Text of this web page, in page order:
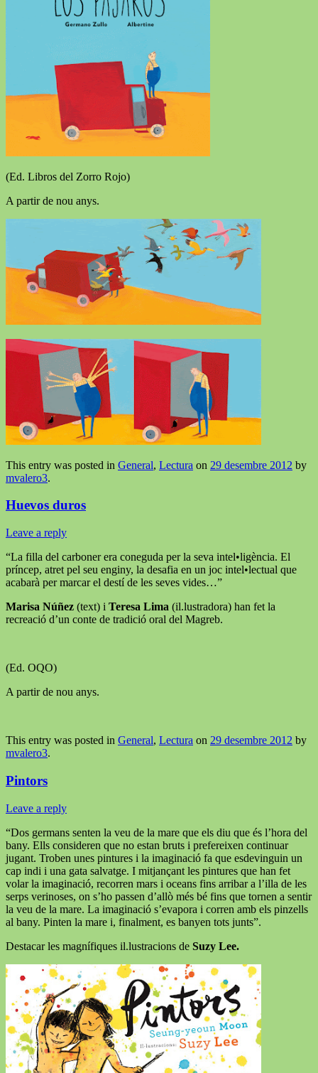
(Ed. Libros del Zorro Rojo)
A partir de nou anys.
This entry was posted in General, Lectura on 29 desembre 2012 by
mvalero3.
Huevos duros
Leave a reply
“La filla del carboner era coneguda per la seva intel•ligència. El
príncep, atret pel seu enginy, la desafia en un joc intel•lectual que
acabarà per marcar el destí de les seves vides…”
Marisa Núñez (text) i Teresa Lima (il.lustradora) han fet la
recreació d’un conte de tradició oral del Magreb.
(Ed. OQO)
A partir de nou anys.
This entry was posted in General, Lectura on 29 desembre 2012 by
mvalero3.
Pintors
Leave a reply
“Dos germans senten la veu de la mare que els diu que és l’hora del
bany. Ells consideren que no estan bruts i prefereixen continuar
jugant. Troben unes pintures i la imaginació fa que esdevinguin un
cap indi i una gata salvatge. I mitjançant les pintures que han fet
volar la imaginació, recorren mars i oceans fins arribar a l’illa de les
serps verinoses, on s’ho passen d’allò més bé fins que tornen a sentir
la veu de la mare. La imaginació s’evapora i corren amb els pinzells
al bany. Pinten la mare i, finalment, es banyen tots junts”.
Destacar les magnífiques il.lustracions de Suzy Lee.